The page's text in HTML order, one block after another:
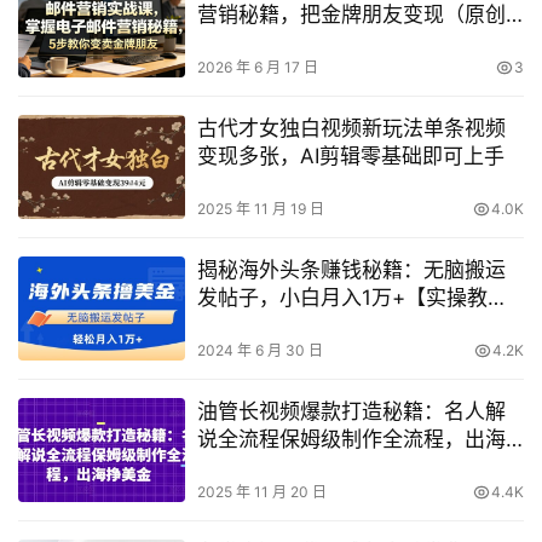
营销秘籍，把金牌朋友变现（原创
2026 年 6 月 17 日 3
古代才女独白视频新玩法单条视频
变现多张，AI剪辑零基础即可上手
2025 年 11 月 19 日 4.0K
揭秘海外头条赚钱秘籍：无脑搬运
发帖子，小白月入1万+【实操教
2024 年 6 月 30 日 4.2K
油管长视频爆款打造秘籍：名人解
说全流程保姆级制作全流程，出海
2025 年 11 月 20 日 4.4K